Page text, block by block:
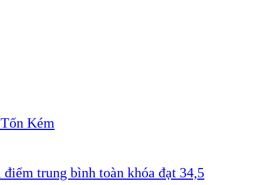
Kém
trung bình toàn khóa đạt 34,5